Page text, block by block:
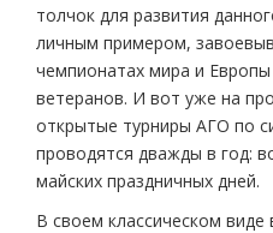
толчок для развития
личным примером,
чемпионатах мира и
ветеранов. И вот уже на
открытые турниры АГО по
проводятся дважды в год:
майских праздничных дней.
В своем классическом виде